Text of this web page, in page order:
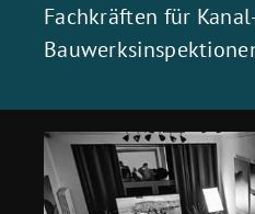
Fachkräften für